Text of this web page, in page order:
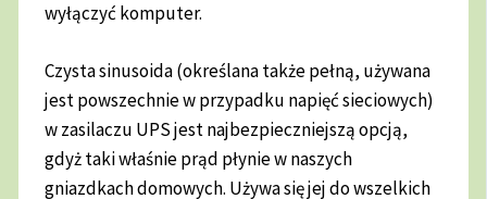
wyłączyć komputer.
Czysta sinusoida (określana także pełną, używana
jest powszechnie w przypadku napięć sieciowych)
w zasilaczu UPS jest najbezpieczniejszą opcją,
gdyż taki właśnie prąd płynie w naszych
gniazdkach domowych. Używa się jej do wszelkich